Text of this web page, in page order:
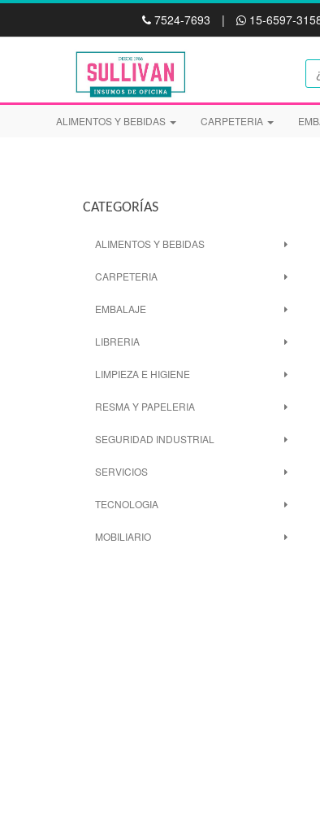
ALIMENTOS Y BEBIDAS CARPETERIA
7524-7693 | 15-6597-
CATEGORÍAS
ALIMENTOS Y BEBIDAS
CARPETERIA
EMBALAJE
LIBRERIA
LIMPIEZA E HIGIENE
RESMA Y PAPELERIA
SEGURIDAD INDUSTRIAL
SERVICIOS
TECNOLOGIA
MOBILIARIO